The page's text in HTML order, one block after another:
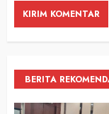
BERITA